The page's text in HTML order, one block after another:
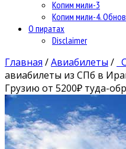
Копим мили-3
Копим мили-4.
О пиратах
Disclaimer
Главная /Авиабилеты /
авиабилеты из СПб в
Грузию от 5200₽ туда-